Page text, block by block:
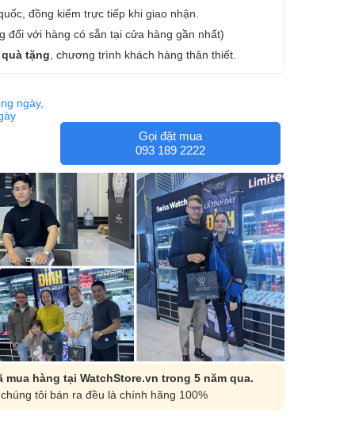
đồng kiểm trực tiếp khi giao nhận.
đối với hàng có sẵn tại cửa hàng gần nhất)
tặng , chương trình khách hàng thân thiết.
ngày,
Gọi đặt mua
093 189 2222
mua hàng tại WatchStore.vn trong 5 năm qua.
tôi bán ra đều là chính hãng 100%